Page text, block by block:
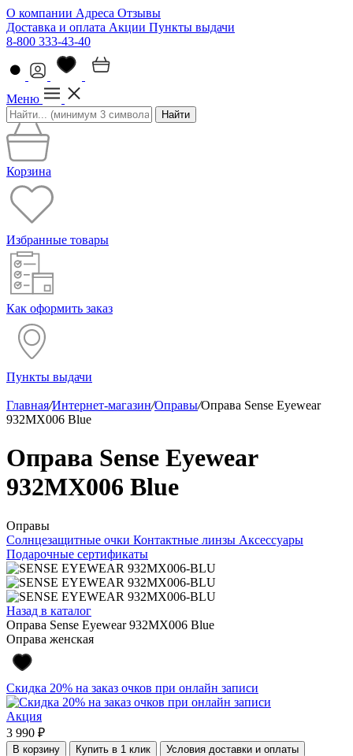
О компании Адреса Отзывы
Доставка и оплата Акции Пункты выдачи
8-800 333-43-40
Меню
Найти
Корзина
Избранные товары
Как оформить заказ
Пункты выдачи
Главная/Интернет-магазин/Оправы/Оправа Sense Eyewear
932MX006 Blue
Оправа Sense Eyewear
932MX006 Blue
Оправы
Солнцезащитные очки Контактные линзы Аксессуары
Подарочные сертификаты
Назад в каталог
Оправа Sense Eyewear 932MX006 Blue
Оправа женская
Скидка 20% на заказ очков при онлайн записи
Акция
3 990 ₽
В корзину Купить в 1 клик Условия доставки и оплаты